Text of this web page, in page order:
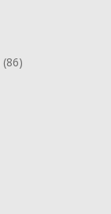
(86)